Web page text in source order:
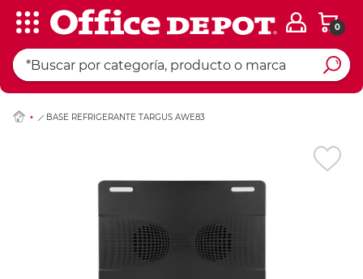
0
BASE REFRIGERANTE TARGUS AWE83
Ingresar Codigo